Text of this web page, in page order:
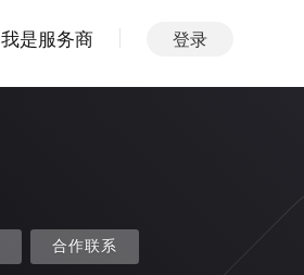
我是服务商 登录
合作联系